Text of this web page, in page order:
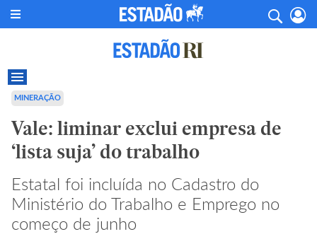
MINERAÇÃO
Vale: liminar exclui empresa de
‘lista suja’ do trabalho
Estatal foi incluída no Cadastro do
Ministério do Trabalho e Emprego no
começo de junho